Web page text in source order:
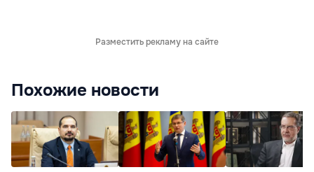
Разместить рекламу на сайте
Похожие новости